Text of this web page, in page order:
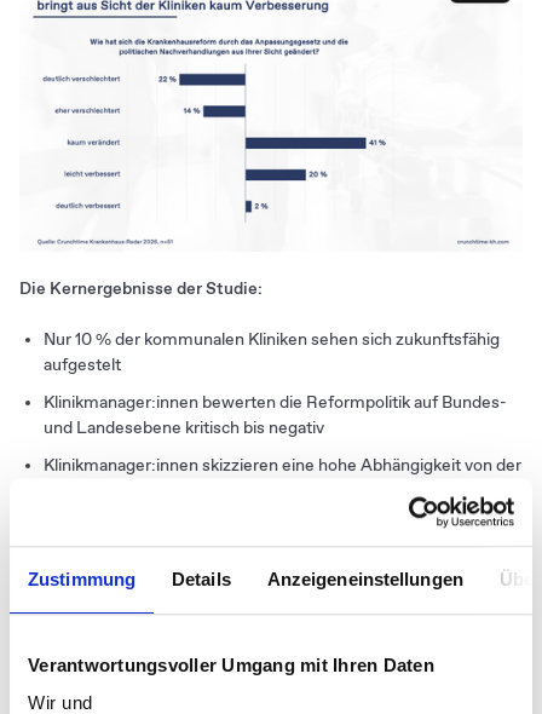
Zustimmung Details Anzeigeneinstellungen
Verantwortungsvoller Umgang mit Ihren Daten
Wir und
Die Kernergebnisse der Studie:
Nur 10 % der kommunalen Kliniken sehen sich zukunftsfähig
aufgestelt
Klinikmanager:innen bewerten die Reformpolitik auf Bundes-
und Landesebene kritisch bis negativ
Klinikmanager:innen skizzieren eine hohe Abhängigkeit von der
Politik und sehen Erfolgsfaktoren für die Transformation
Unklare bundes- und landespolitische Vorgaben sowie
erwartbare Kritik vor Ort blockieren Entscheidungen auf
sehen sich Klinikmanager:innen gut aufgestellt
Auf den Wertbeitrag von Kommunikation in der Transformation